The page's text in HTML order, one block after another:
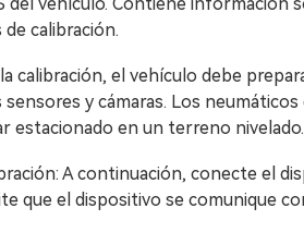
calibración.
calibración, el vehículo debe
y cámaras. Los
estacionado en un terreno nivelado.
A continuación, conecte el
que el dispositivo se comunique